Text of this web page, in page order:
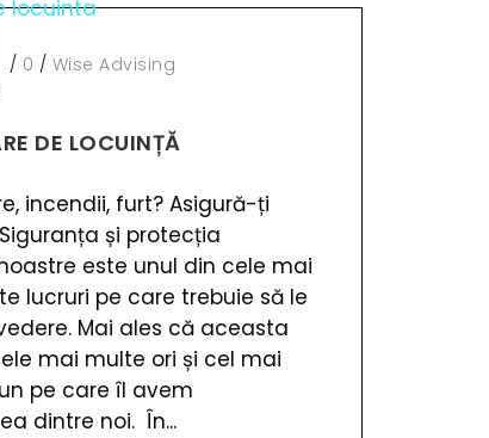
/ 0 / Wise Advising
DE LOCUINȚĂ
incendii, furt? Asigură-ți
și protecția
este unul din cele mai
lucruri pe care trebuie să le
Mai ales că aceasta
mai multe ori și cel mai
pe care îl avem
dintre noi. În...